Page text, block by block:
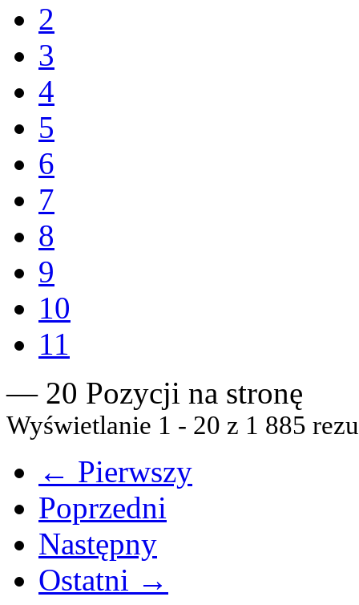
2
3
4
5
6
7
8
9
10
11
— 20 Pozycji na stronę
Wyświetlanie 1 - 20 z 1 885
← Pierwszy
Poprzedni
Następny
Ostatni →